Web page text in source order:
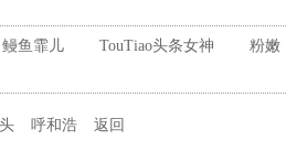
鳗鱼霏儿 TouTiao头条女神 粉嫩
呼和浩 返回